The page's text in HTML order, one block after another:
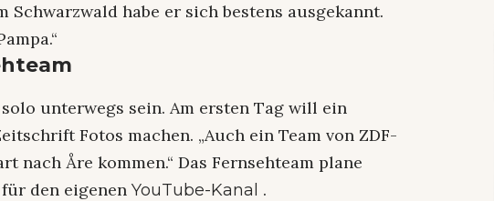
Schwarzwald habe er sich bestens ausgekannt.
unterwegs sein. Am ersten Tag will ein
Fotos machen. „Auch ein Team von ZDF-
nach Åre kommen.“ Das Fernsehteam plane
den eigenenYouTube-Kanal .